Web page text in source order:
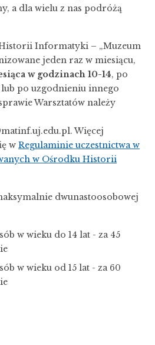
a dla wielu z nas podróżą
Informatyki – „Muzeum
jeden raz w miesiącu,
w godzinach 10-14, po
po uzgodnieniu innego
Warsztatów należy
Więcej
w Regulaminie uczestnictwa w
w Ośrodku Historii
dwunastoosobowej
w wieku do 14 lat - za 45
w wieku od 15 lat - za 60